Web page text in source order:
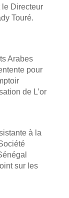
le Directeur
Touré.
Arabes
pour
de L’or
à la
sur les